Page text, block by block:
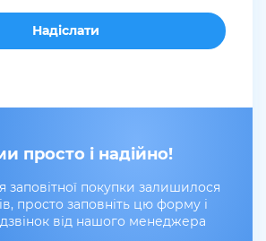
просто і надійно!
заповітної покупки залишилося
просто заповніть цю форму і
від нашого менеджера